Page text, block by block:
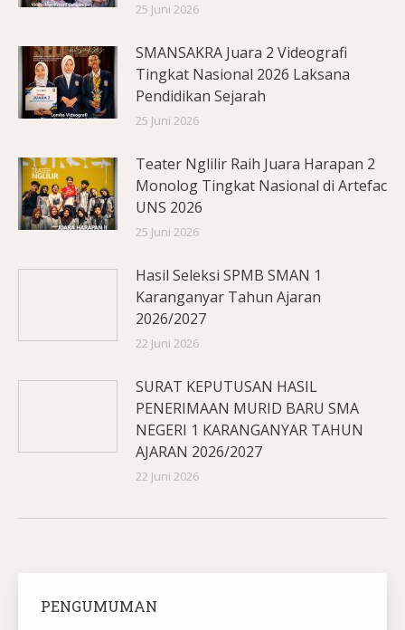
25 Juni 2026
SMANSAKRA Juara 2 Videografi
Tingkat Nasional 2026 Laksana
Pendidikan Sejarah
25 Juni 2026
Teater Nglilir Raih Juara Harapan 2
Monolog Tingkat Nasional di Artefac
UNS 2026
25 Juni 2026
Hasil Seleksi SPMB SMAN 1
Karanganyar Tahun Ajaran
2026/2027
22 Juni 2026
SURAT KEPUTUSAN HASIL
PENERIMAAN MURID BARU SMA
NEGERI 1 KARANGANYAR TAHUN
AJARAN 2026/2027
22 Juni 2026
PENGUMUMAN